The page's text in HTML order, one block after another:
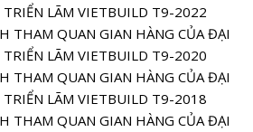
TRIỂN LÃM VIETBUILD T9-2022
THAM QUAN GIAN HÀNG CỦA ĐẠI
TRIỂN LÃM VIETBUILD T9-2020
THAM QUAN GIAN HÀNG CỦA ĐẠI
TRIỂN LÃM VIETBUILD T9-2018
THAM QUAN GIAN HÀNG CỦA ĐẠI